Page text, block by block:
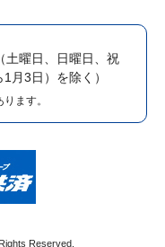
（土曜日、日曜日、祝
月3日）を除く）
ます。
Reserved.